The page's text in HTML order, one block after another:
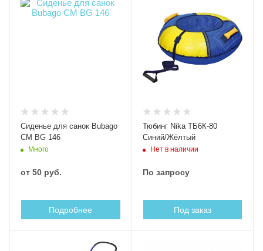
Сиденье для санок Bubago
СМ BG 146
Много
от 50 руб.
Подробнее
Тюбинг Nika ТБ6К-80
Синий/Жёлтый
Нет в наличии
По запросу
Под заказ